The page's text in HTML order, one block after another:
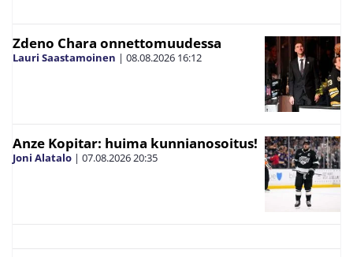
Zdeno Chara onnettomuudessa
Lauri Saastamoinen | 08.08.2026 16:12
Anze Kopitar: huima kunnianosoitus!
Joni Alatalo | 07.08.202620:35